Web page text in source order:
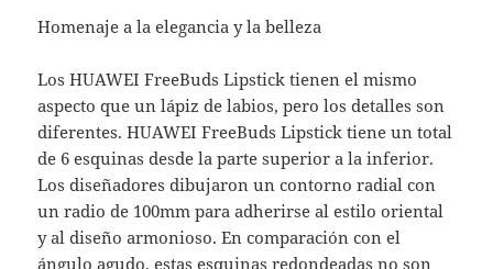
Homenaje a la elegancia y la belleza
Los HUAWEI FreeBuds Lipstick tienen el mismo
aspecto que un lápiz de labios, pero los detalles son
diferentes. HUAWEI FreeBuds Lipstick tiene un total
de 6 esquinas desde la parte superior a la inferior.
Los diseñadores dibujaron un contorno radial con
un radio de 100mm para adherirse al estilo oriental
y al diseño armonioso. En comparación con el
ángulo agudo, estas esquinas redondeadas no son